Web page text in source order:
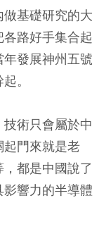
基礎研究的大
路好手集合起
發展神州五號
。
術只會屬於中
門來就是老
都是中國說了
響力的半導體